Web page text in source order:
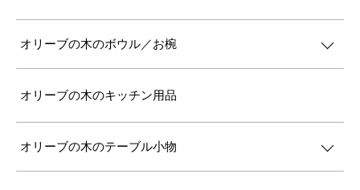
オリーブの木のボウル／お椀
オリーブの木のキッチン用品
オリーブの木のテーブル小物